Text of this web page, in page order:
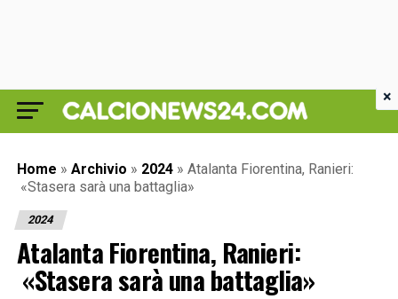
Home » Archivio » 2024 » Atalanta Fiorentina, Ranieri:
«Stasera sarà una battaglia»
2024
Atalanta Fiorentina, Ranieri:
«Stasera sarà una battaglia»
×